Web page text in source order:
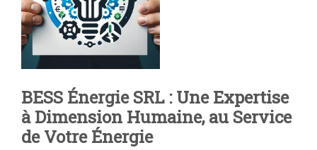
BESS Énergie SRL : Une Expertise
à Dimension Humaine, au Service
de Votre Énergie